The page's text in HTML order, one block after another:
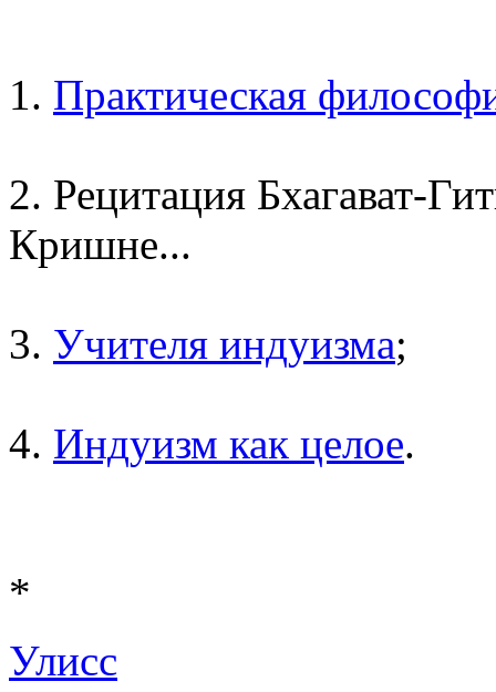
1. Практическая
2. Рецитация Бхагават-
Кришне...
3. Учителя индуизма;
4. Индуизм как целое.
*
Улисс